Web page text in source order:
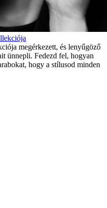
megérkezett, és lenyűgöző
ünnepli. Fedezd fel, hogyan
hogy a stílusod minden